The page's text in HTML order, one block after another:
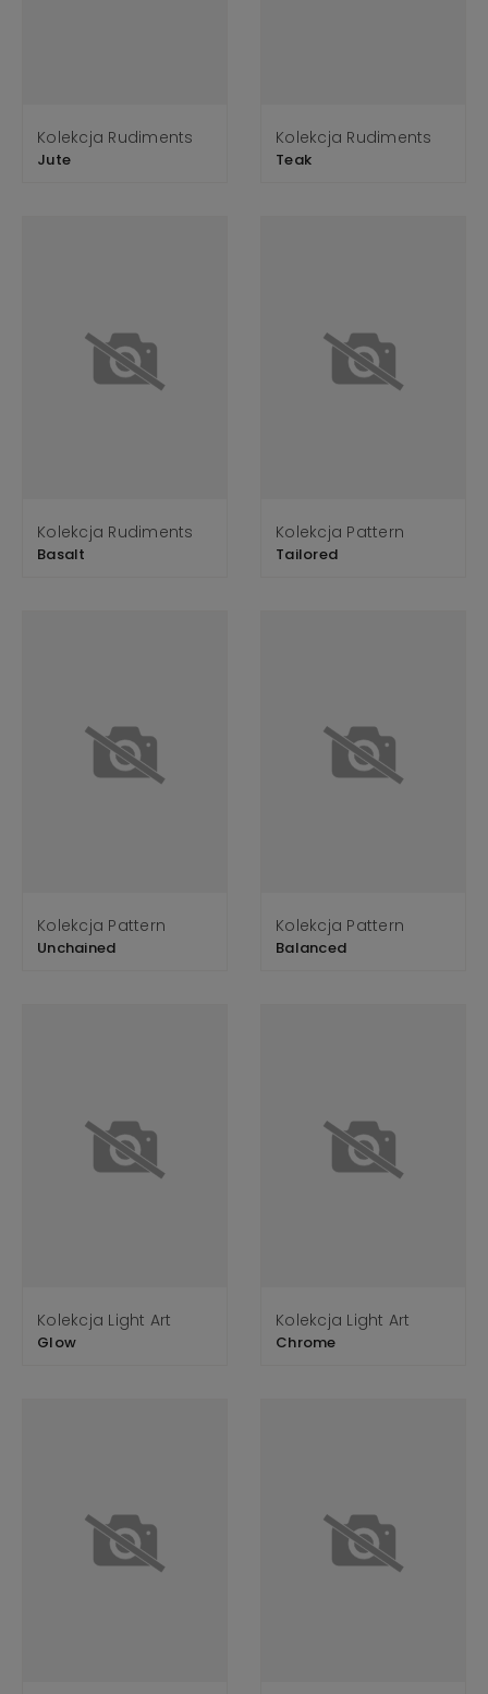
Kolekcja Rudiments
Jute
Kolekcja Rudiments
Teak
Kolekcja Rudiments
Basalt
Kolekcja Pattern
Tailored
Kolekcja Pattern
Unchained
Kolekcja Pattern
Balanced
Kolekcja Light Art
Glow
Kolekcja Light Art
Chrome